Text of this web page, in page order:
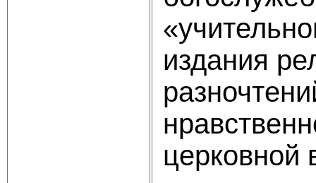
издания
церковной